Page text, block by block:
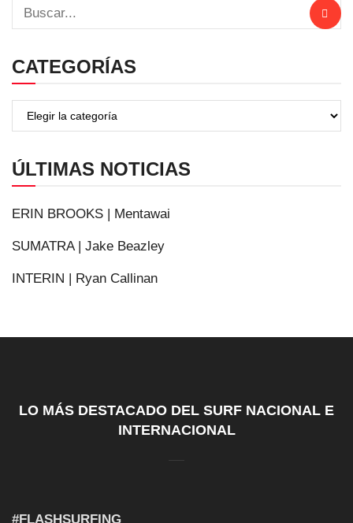
CATEGORÍAS
ÚLTIMAS NOTICIAS
ERIN BROOKS | Mentawai
SUMATRA | Jake Beazley
INTERIN | Ryan Callinan
LO MÁS DESTACADO DEL SURF NACIONAL E
INTERNACIONAL
#FLASHSURFING